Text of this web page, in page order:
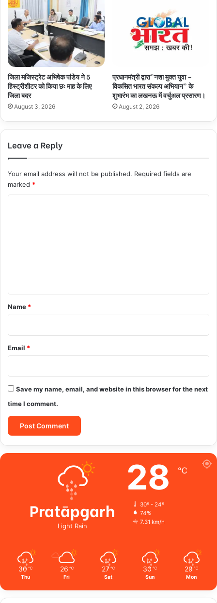
जिला मजिस्ट्रेट अभिषेक पांडेय ने 5
हिस्ट्रीशीटर को किया छः माह के लिए
जिला बदर
August 3, 2026
प्रधानमंत्री द्वारा”नशा मुक्त युवा –
विकसित भारत संकल्प अभियान” के
शुभारंभ का लखनऊ में वर्चुअल प्रसारण।
August 2, 2026
Leave a Reply
Your email address will not be published. Required fields are
marked *
*
Name *
Email *
Save my name, email, and website in this browser for the next
time I comment.
Pratāpgarh
Light Rain
28 ℃
30º - 24º
74%
7.31 km/h
30 ℃
Thu
26 ℃
Fri
27 ℃
Sat
30 ℃
Sun
29 ℃
Mon